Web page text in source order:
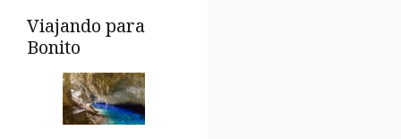
Viajando para
Bonito